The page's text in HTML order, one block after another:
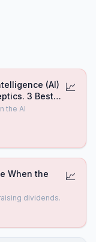
(AI)
3 Best
the AI
📈
When the
dividends.
📈